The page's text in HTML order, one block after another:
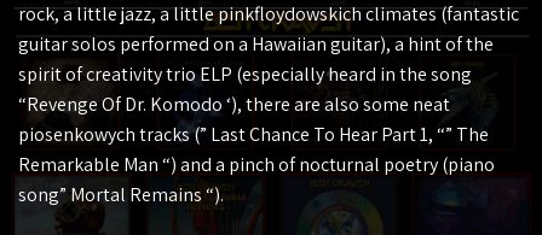
rock, a little jazz, a little pinkfloydowskich climates (fantastic
guitar solos performed on a Hawaiian guitar), a hint of the
spirit of creativity trio ELP (especially heard in the song
“Revenge Of Dr. Komodo ‘), there are also some neat
piosenkowych tracks (” Last Chance To Hear Part 1, “” The
Remarkable Man “) and a pinch of nocturnal poetry (piano
song” Mortal Remains “).